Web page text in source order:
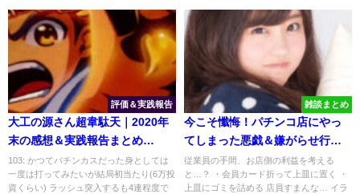
評価＆実践報告
大工の源さん超韋駄天｜2020年
末の感想＆実践報告まとめ
「2021年も宜しく頼むぜぃ！」
103: かつてパチンカスだった身としては
一度は打ってみたいが結局初当たり(6万投
資くらい) ラッシュ突入するも4連程度で
雑談まとめ
今こそ懺悔！パチンコ店にやっ
てしまった悪戯＆嫌がらせ行
為！
従業員の手間、お店側の利益を考える
と…？ ・会員カード折って上皿に置く ・
上皿にゴミを詰める 店員すまんな… イラ